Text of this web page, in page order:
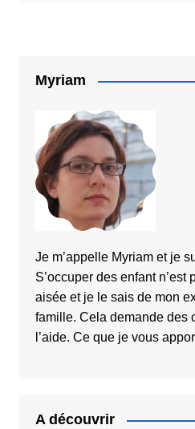
Myriam
Je m’appelle Myriam et je
S’occuper des enfant n’est
aisée et je le sais de mon
famille. Cela demande des
l’aide. Ce que je vous
A découvrir